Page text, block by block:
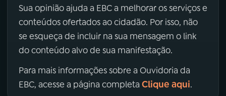
Sua opinião ajuda a EBC a melhorar os serviços e
conteúdos ofertados ao cidadão. Por isso, não
se esqueça de incluir na sua mensagem o link
do conteúdo alvo de sua manifestação.
Para mais informações sobre a Ouvidoria da
EBC, acesse a página completa Clique aqui.